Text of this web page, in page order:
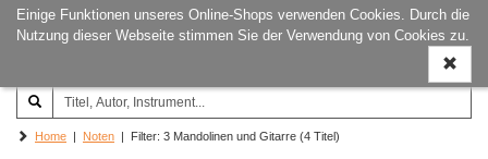
Einige Funktionen unseres Online-Shops verwenden Cookies. Durch die
Nutzung dieser Webseite stimmen Sie der Verwendung von Cookies zu.
ein-/
Joachim‐Trekel‐Musikverlag,
Hamburg
Home | Noten | Filter: 3 Mandolinen und Gitarre (4 Titel)